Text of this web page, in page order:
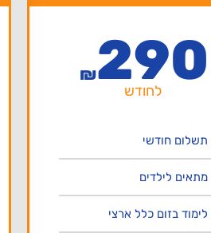
₪290
לחודש
תשלום חודשי
מתאים לילדים
לימוד בזום כלל ארצי